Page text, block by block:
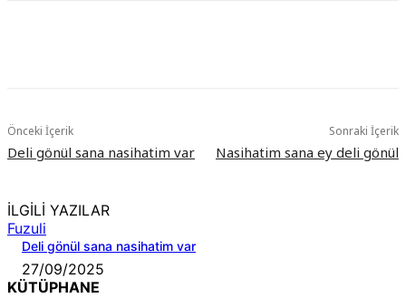
Önceki İçerik
Deli gönül sana nasihatim var
Sonraki İçerik
Nasihatim sana ey deli gönül
İLGİLİ YAZILAR
Fuzuli
Deli gönül sana nasihatim var
27/09/2025
KÜTÜPHANE